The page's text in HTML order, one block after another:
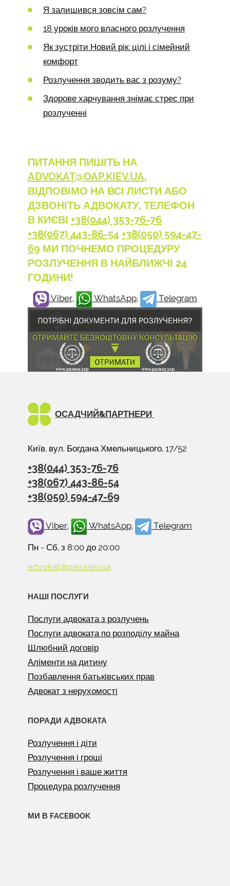
Я залишився зовсім сам?
18 уроків мого власного розлучення
Як зустріти Новий рік: цілі і сімейний
комфорт
Розлучення зводить вас з розуму?
Здорове харчування знімає стрес при
розлученні
ПИТАННЯ ПИШІТЬ НА
ADVOKAT@OAP.KIEV.UA,
ВІДПОВІМО НА ВСІ ЛИСТИ АБО
ДЗВОНІТЬ АДВОКАТУ, ТЕЛЕФОН
В КИЄВІ +38(044) 353-76-76
+38(067) 443-86-54 +38(050) 594-47-
69 МИ ПОЧНЕМО ПРОЦЕДУРУ
РОЗЛУЧЕННЯ В НАЙБЛИЖЧІ 24
ГОДИНИ!
Viber, WhatsApp, Telegram
ОСАДЧИЙ&ПАРТНЕРИ
Київ, вул. Богдана Хмельницького, 17/52
+38(044) 353-76-76
+38(067) 443-86-54
+38(050) 594-47-69
Viber, WhatsApp, Telegram
Пн - Сб, з 8:00 до 20:00
advokat@oap.kiev.ua
НАШІ ПОСЛУГИ
Послуги адвоката з розлучень
Послуги адвоката по розподілу майна
Шлюбний договір
Аліменти на дитину
Позбавлення батьківських прав
Адвокат з нерухомості
ПОРАДИ АДВОКАТА
Розлучення і діти
Розлучення і гроші
Розлучення і ваше життя
Процедура розлучення
МИ В FACEBOOK